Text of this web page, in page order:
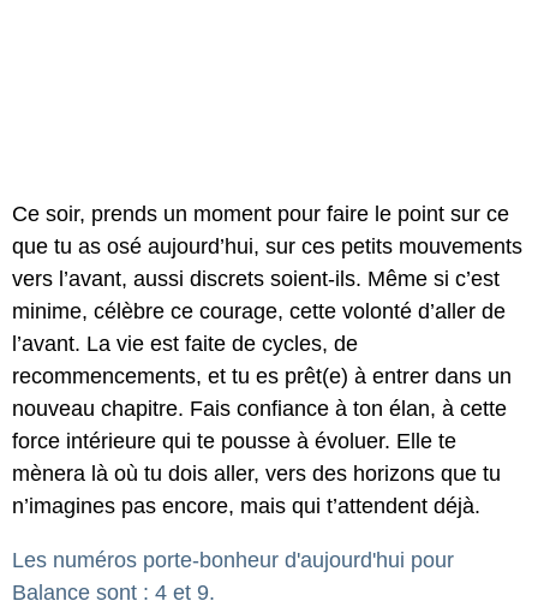
Ce soir, prends un moment pour faire le point sur ce
que tu as osé aujourd’hui, sur ces petits mouvements
vers l’avant, aussi discrets soient-ils. Même si c’est
minime, célèbre ce courage, cette volonté d’aller de
l’avant. La vie est faite de cycles, de
recommencements, et tu es prêt(e) à entrer dans un
nouveau chapitre. Fais confiance à ton élan, à cette
force intérieure qui te pousse à évoluer. Elle te
mènera là où tu dois aller, vers des horizons que tu
n’imagines pas encore, mais qui t’attendent déjà.
Les numéros porte-bonheur d'aujourd'hui pour
Balance sont : 4 et 9.